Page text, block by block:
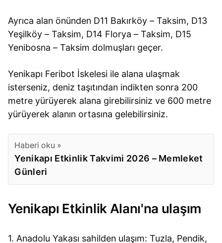
Ayrıca alan önünden D11 Bakırköy – Taksim, D13
Yeşilköy – Taksim, D14 Florya – Taksim, D15
Yenibosna – Taksim dolmuşları geçer.
Yenikapı Feribot İskelesi ile alana ulaşmak
isterseniz, deniz taşıtından indikten sonra 200
metre yürüyerek alana girebilirsiniz ve 600 metre
yürüyerek alanın ortasına gelebilirsiniz.
Haberi oku »
Yenikapı Etkinlik Takvimi 2026 – Memleket
Günleri
Yenikapı Etkinlik Alanı'na ulaşım
1. Anadolu Yakası sahilden ulaşım: Tuzla, Pendik,